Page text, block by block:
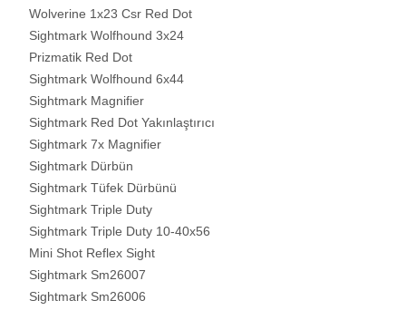
Wolverine 1x23 Csr Red Dot
Sightmark Wolfhound 3x24
Prizmatik Red Dot
Sightmark Wolfhound 6x44
Sightmark Magnifier
Sightmark Red Dot Yakınlaştırıcı
Sightmark 7x Magnifier
Sightmark Dürbün
Sightmark Tüfek Dürbünü
Sightmark Triple Duty
Sightmark Triple Duty 10-40x56
Mini Shot Reflex Sight
Sightmark Sm26007
Sightmark Sm26006